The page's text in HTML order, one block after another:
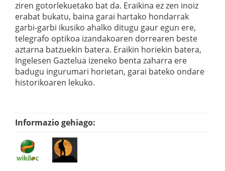
ziren gotorlekuetako bat da. Eraikina ez zen inoiz
erabat bukatu, baina garai hartako hondarrak
garbi-garbi ikusiko ahalko ditugu gaur egun ere,
telegrafo optikoa izandakoaren dorrearen beste
aztarna batzuekin batera. Eraikin horiekin batera,
Ingelesen Gaztelua izeneko benta zaharra ere
badugu ingurumari horietan, garai bateko ondare
historikoaren lekuko.
Informazio gehiago: